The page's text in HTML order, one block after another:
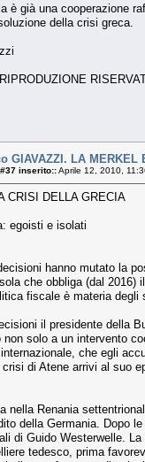
è già una cooperazione
della crisi greca.
GIAVAZZI. LA MERKEL
inserito::Aprile 12, 2010,
CRISI DELLA GRECIA
egoisti e isolati
hanno mutato la
che obbliga (dal 2016)
fiscale è materia degli
il presidente della
non solo a un intervento
che egli
di Atene arrivi al suo
nella Renania
della Germania. Dopo
di Guido Westerwelle.
tedesco, prima